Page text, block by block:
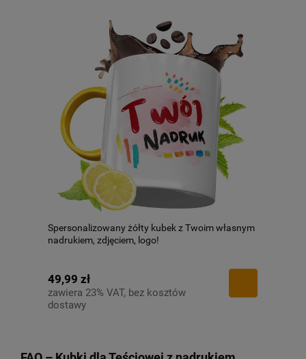
Spersonalizowany żółty kubek z Twoim własnym
nadrukiem, zdjęciem, logo!
49,99 zł
zawiera 23% VAT, bez kosztów
dostawy